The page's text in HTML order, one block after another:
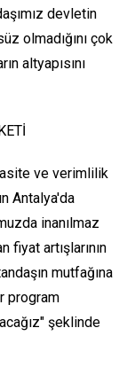
devletin
olmadığını çok
altyapısını
ve verimlilik
Antalya'da
inanılmaz
fiyat artışlarının
mutfağına
program
şeklinde